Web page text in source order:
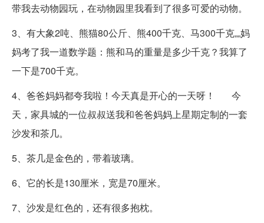
带我去动物园玩，在动物园里我看到了很多可爱的动物。
3、有大象2吨、熊猫80公斤、熊400千克、马300千克„„妈
妈考了我一道数学题：熊和马的重量是多少千克？我算了
一下是700千克。
4、爸爸妈妈都夸我啦！今天真是开心的一天呀！ 今
天，家具城的一位叔叔送我和爸爸妈妈上星期定制的一套
沙发和茶几。
5、茶几是金色的，带着玻璃。
6、它的长是130厘米，宽是70厘米。
7、沙发是红色的，还有很多抱枕。